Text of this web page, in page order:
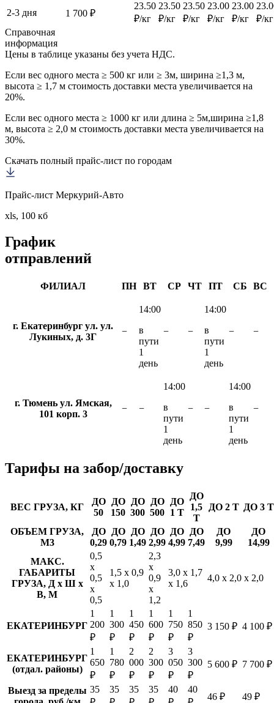
2-3 дня 1 700 ₽
23.50
₽/кг
23.50
₽/кг
23.50
₽/кг
23.00
₽/кг
23.00
₽/кг
₽/кг
Справочная
информация
Цены в таблице указаны без учета НДС.
Если вес одного места ≥ 500 кг или ≥ 3м, ширина ≥1,3 м,
высота ≥ 1,7 м стоимость доставки места увеличивается на
20%.
Если вес одного места ≥ 1000 кг или длина ≥ 5м,ширина ≥1,8
м, высота ≥ 2,0 м стоимость доставки места увеличивается на
30%.
Скачать полный прайс-лист по городам
Прайс-лист Меркурий-Авто
xls, 100 кб
График
отправлений
ФИЛИАЛ ПН ВТ СР ЧТ ПТ СБ ВС
г. Екатеринбург ул. ул.
Лукиных, д. 3Г
−
14:00
в
пути
1
день
− −
14:00
в
пути
1
день
− −
г. Тюмень ул. Ямская,
101 корп. 3
− −
14:00
в
пути
1
день
− −
14:00
в
пути
1
день
−
Тарифы на забор/доставку
ВЕС ГРУЗА, КГ
ДО
50
ДО
150
ДО
300
ДО
500
ДО
1 Т
ДО
1,5
Т
ДО 2 Т ДО 3 Т
ОБЪЕМ ГРУЗА,
М3
ДО
0,29
ДО
0,79
ДО
1,49
ДО
2,99
ДО
4,99
ДО
7,49
ДО
9,99
ДО
14,99
МАКС.
ГАБАРИТЫ
ГРУЗА, Д х Ш х
В, М
0,5
х
0,5
х
0,5
1,5 х 0,9
х 1,0
2,3
х
0,9
х
1,2
3,0 х 1,7
х 1,6
4,0 х 2,0 х 2,0
ЕКАТЕРИНБУРГ
1
200
₽
1
300
₽
1
450
₽
1
600
₽
1
750
₽
1
850
₽
3 150 ₽ 4 100 ₽
ЕКАТЕРИНБУРГ
(отдал. районы)
1
650
₽
1
780
₽
2
000
₽
2
300
₽
3
050
₽
3
300
₽
5 600 ₽ 7 700 ₽
Выезд за пределы 35
35
35
35
40
40
46 ₽ 49 ₽